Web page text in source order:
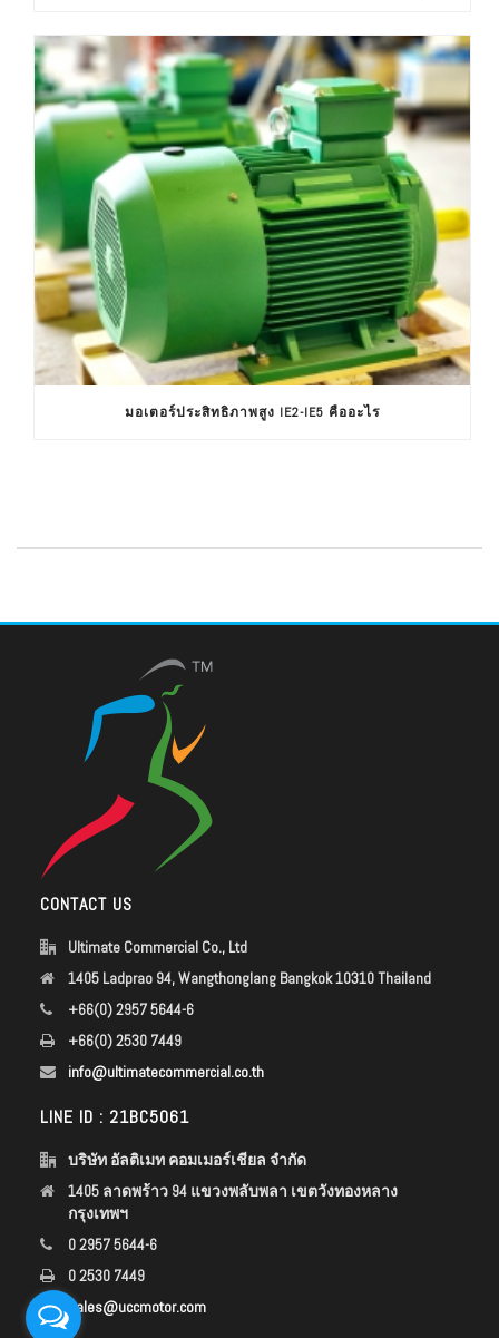
มอเตอร์ประสิทธิภาพสูง IE2-IE5 คืออะไร
CONTACT US
Ultimate Commercial Co., Ltd
1405 Ladprao 94, Wangthonglang Bangkok 10310 Thailand
+66(0) 2957 5644-6
+66(0) 2530 7449
info@ultimatecommercial.co.th
LINE ID : 21BC5061
บริษัท อัลติเมท คอมเมอร์เชียล จำกัด
1405 ลาดพร้าว 94 แขวงพลับพลา เขตวังทองหลาง
กรุงเทพฯ
0 2957 5644-6
0 2530 7449
sales@uccmotor.com